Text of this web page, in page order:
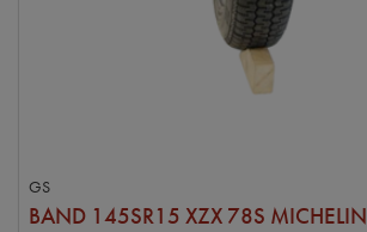
GS
BAND 145SR15 XZX 78S MICHELIN